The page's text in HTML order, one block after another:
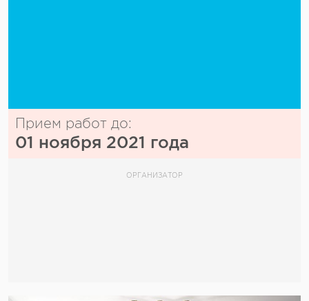
Прием работ до:
01 ноября 2021 года
ОРГАНИЗАТОР